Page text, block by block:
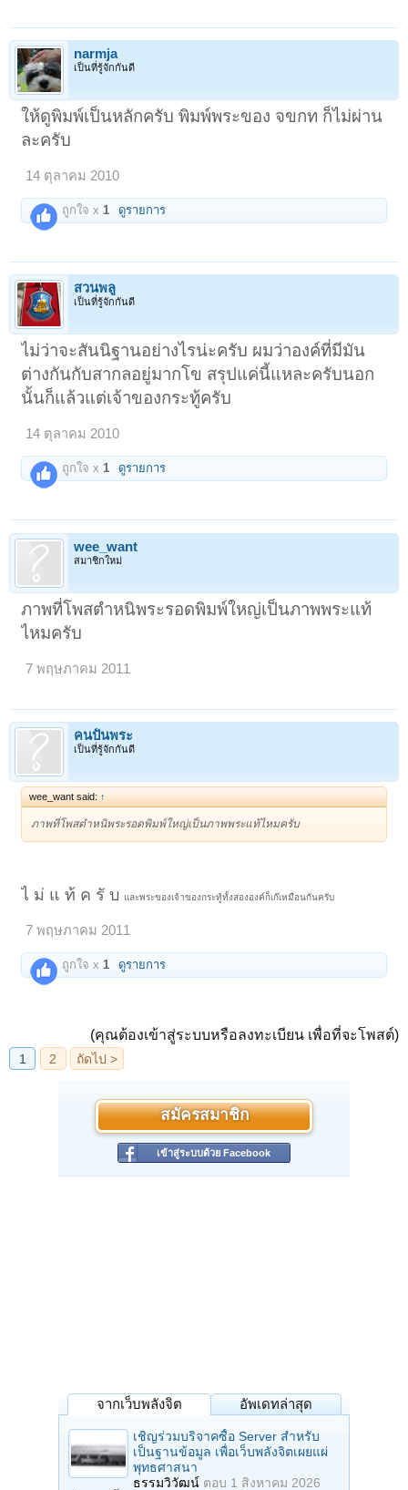
narmja
เป็นที่รู้จักกันดี
ให้ดูพิมพ์เป็นหลักครับ พิมพ์พระของ จขกท ก็ไม่ผ่าน
ละครับ
14 ตุลาคม 2010
ถูกใจ x1 ดูรายการ
สวนพลู
เป็นที่รู้จักกันดี
ไม่ว่าจะสันนิฐานอย่างไรน่ะครับ ผมว่าองค์ที่มีมัน
ต่างกันกับสากลอยู่มากโข สรุปแค่นี้แหละครับนอก
นั้นก็แล้วแต่เจ้าของกระทู้ครับ
14 ตุลาคม 2010
ถูกใจ x1 ดูรายการ
wee_want
สมาชิกใหม่
ภาพที่โพสตำหนิพระรอดพิมพ์ใหญ่เป็นภาพพระแท้
ไหมครับ
7 พฤษภาคม 2011
คนปั้นพระ
เป็นที่รู้จักกันดี
wee_want said: ↑
ภาพที่โพสตำหนิพระรอดพิมพ์ใหญ่เป็นภาพพระแท้ไหมครับ
ไ ม่ แ ท้ ค รั บ และพระของเจ้าของกระทู้ทั้งสององค์ก็เก๊เหมือนกันครับ
7 พฤษภาคม 2011
ถูกใจ x 1 ดูรายการ
(คุณต้องเข้าสู่ระบบหรือลงทะเบียน เพื่อที่จะโพสต์)
สมัครสมาชิก
เข้าสู่ระบบด้วย Facebook
จากเว็บพลังจิต อัพเดทล่าสุด
เชิญร่วมบริจาคซื้อ Server สำหรับ
เป็นฐานข้อมูล เพื่อเว็บพลังจิตเผยแผ่
พุทธศาสนา
ธรรมวิวัฒน์ ตอบ 1 สิงหาคม 2026